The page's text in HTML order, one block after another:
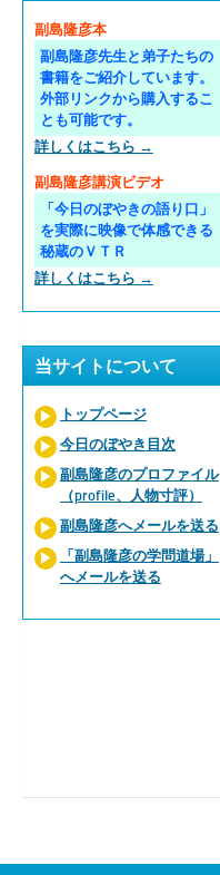
副島隆彦本
副島隆彦先生と弟子たちの
書籍をご紹介しています。
外部リンクから購入するこ
とも可能です。
詳しくはこちら →
副島隆彦講演ビデオ
「今日のぼやきの語り口」
を実際に映像で体感できる
秘蔵のＶＴＲ
詳しくはこちら →
当サイトについて
トップページ
今日のぼやき目次
副島隆彦のプロファイル
（profile、人物寸評）
副島隆彦へメールを送る
「副島隆彦の学問道場」
へメールを送る